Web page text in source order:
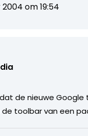
om 19:54
de nieuwe
de toolbar van een